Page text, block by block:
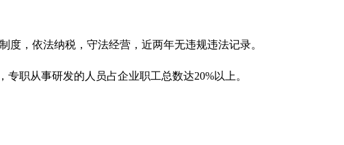
度，依法纳税，守法经营，近两年无违规违法记录。
职从事研发的人员占企业职工总数达20%以上。